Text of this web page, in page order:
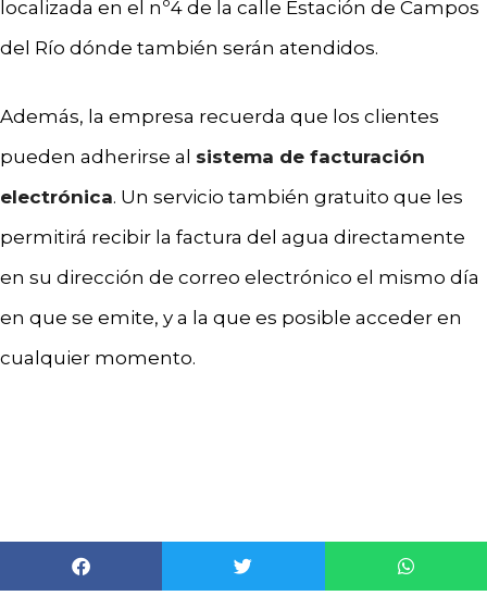
localizada en el nº4 de la calle Estación de Campos
del Río dónde también serán atendidos.
Además, la empresa recuerda que los clientes
pueden adherirse al sistema de facturación
electrónica. Un servicio también gratuito que les
permitirá recibir la factura del agua directamente
en su dirección de correo electrónico el mismo día
en que se emite, y a la que es posible acceder en
cualquier momento.